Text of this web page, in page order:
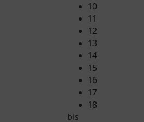
10
11
12
13
14
15
16
17
18
bis